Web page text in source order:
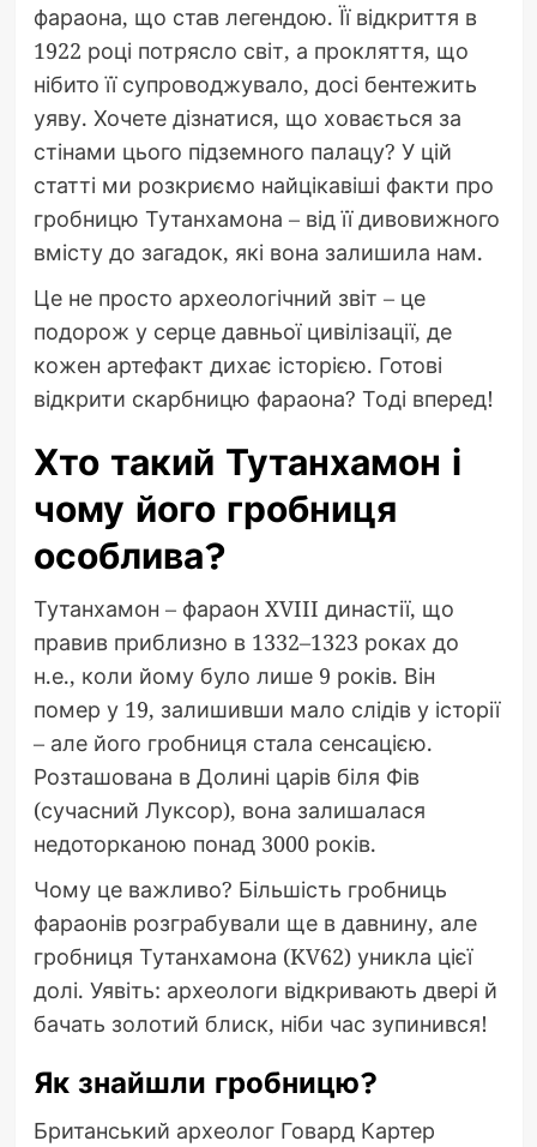
фараона, що став легендою. Її відкриття в
1922 році потрясло світ, а прокляття, що
нібито її супроводжувало, досі бентежить
уяву. Хочете дізнатися, що ховається за
стінами цього підземного палацу? У цій
статті ми розкриємо найцікавіші факти про
гробницю Тутанхамона – від її дивовижного
вмісту до загадок, які вона залишила нам.
Це не просто археологічний звіт – це
подорож у серце давньої цивілізації, де
кожен артефакт дихає історією. Готові
відкрити скарбницю фараона? Тоді вперед!
Хто такий Тутанхамон і
чому його гробниця
особлива?
Тутанхамон – фараон XVIII династії, що
правив приблизно в 1332–1323 роках до
н.е., коли йому було лише 9 років. Він
помер у 19, залишивши мало слідів у історії
– але його гробниця стала сенсацією.
Розташована в Долині царів біля Фів
(сучасний Луксор), вона залишалася
недоторканою понад 3000 років.
Чому це важливо? Більшість гробниць
фараонів розграбували ще в давнину, але
гробниця Тутанхамона (KV62) уникла цієї
долі. Уявіть: археологи відкривають двері й
бачать золотий блиск, ніби час зупинився!
Як знайшли гробницю?
Британський археолог Говард Картер